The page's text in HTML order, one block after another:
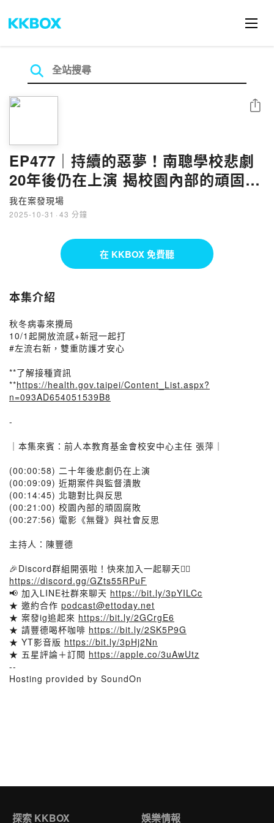
EP477｜持續的惡夢！南聰學校悲劇
20年後仍在上演 揭校園內部的頑固腐
敗｜台南啟聰性侵案●下
我在案發現場
2025-10-31 · 43 分鐘
分享
在 KKBOX 免費聽
本集介紹
秋冬病毒來攪局
10/1起開放流感+新冠一起打
#左流右新，雙重防護才安心
**了解接種資訊
**https://health.gov.taipei/Content_List.aspx?
n=093AD654051539B8
-
｜本集來賓：前人本教育基金會校安中心主任 張萍｜
(00:00:58) 二十年後悲劇仍在上演
(00:09:09) 近期案件與監督潰散
(00:14:45) 北聰對比與反思
(00:21:00) 校園內部的頑固腐敗
(00:27:56) 電影《無聲》與社會反思
主持人：陳豐德
🎉Discord群組開張啦！快來加入一起聊天👉🏻
https://discord.gg/GZts55RPuF
📢 加入LINE社群來聊天 https://bit.ly/3pYILCc
★ 邀約合作 podcast@ettoday.net
★ 案發ig追起來 https://bit.ly/2GCrgE6
★ 請豐德喝杯咖啡 https://bit.ly/2SK5P9G
★ YT影音版 https://bit.ly/3pHj2Nn
★ 五星評論＋訂閱 https://apple.co/3uAwUtz
--
Hosting provided by SoundOn
探索 KKBOX 娛樂情報